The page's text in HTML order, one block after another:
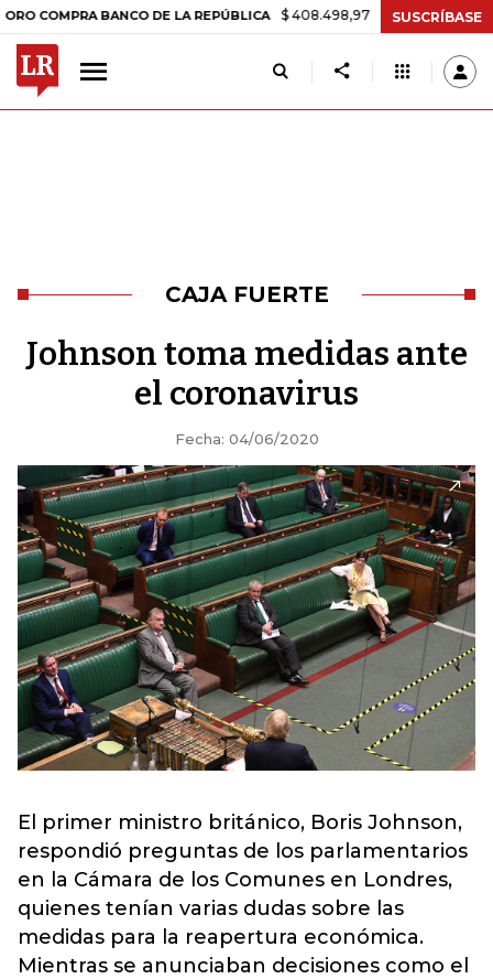
BANCO DE LA REPÚBLICA $ 408.498,97 +$ 8.753,81 +2,19%
SUSCRÍBASE
CAJA FUERTE
Johnson toma medidas ante
el coronavirus
Fecha: 04/06/2020
El primer ministro británico, Boris Johnson,
respondió preguntas de los parlamentarios
en la Cámara de los Comunes en Londres,
quienes tenían varias dudas sobre las
medidas para la reapertura económica.
Mientras se anunciaban decisiones como el